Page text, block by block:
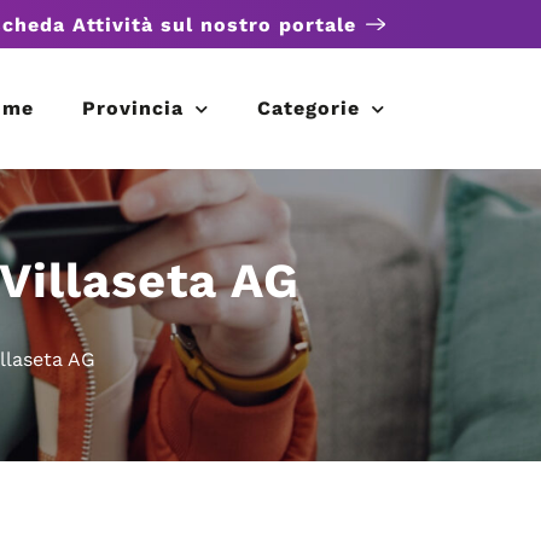
Attività sul nostro portale
Provincia Categorie
AG
AG